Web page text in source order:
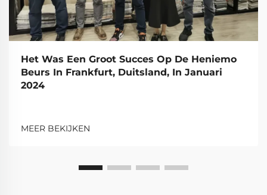
Het Was Een Groot Succes Op De Heniemo
Beurs In Frankfurt, Duitsland, In Januari
2024
MEER BEKIJKEN